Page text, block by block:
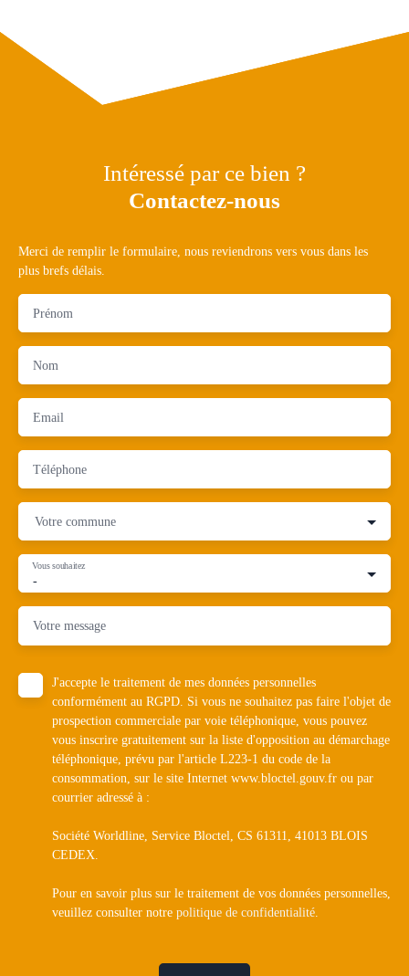
Intéressé par ce bien ?
Contactez-nous
Merci de remplir le formulaire, nous reviendrons vers vous dans les
plus brefs délais.
Prénom
Nom
Email
Téléphone
Votre commune
-
Vous souhaitez
Votre message
J'accepte le traitement de mes données personnelles
conformément au RGPD. Si vous ne souhaitez pas faire l'objet de
prospection commerciale par voie téléphonique, vous pouvez
vous inscrire gratuitement sur la liste d'opposition au démarchage
téléphonique, prévu par l'article L223-1 du code de la
consommation, sur le site Internet www.bloctel.gouv.fr ou par
courrier adressé à :
Société Worldline, Service Bloctel, CS 61311, 41013 BLOIS
CEDEX.
Pour en savoir plus sur le traitement de vos données personnelles,
veuillez consulter notre politique de confidentialité